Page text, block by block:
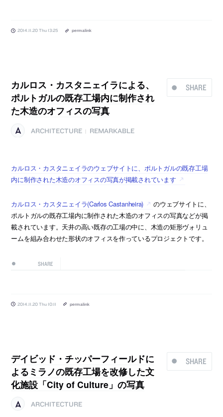
2014.11.20 Thu 13:25 permalink
SHARE
カルロス・カスタニェイラによる、
ポルトガルの既存工場内に制作され
た木造のオフィスの写真
ARCHITECTURE REMARKABLE
カルロス・カスタニェイラのウェブサイトに、ポルトガルの既存工場
内に制作された木造のオフィスの写真が掲載されています
カルロス・カスタニェイラ(Carlos Castanheira)
のウェブサイトに、
ポルトガルの既存工場内に制作された木造のオフィスの写真などが掲
載されています。天井の高い既存の工場の中に、木造の矩形ヴォリュ
ームを組み合わせた形状のオフィスを作っているプロジェクトです。
SHARE
2014.11.20 Thu 10:11 permalink
SHARE
デイビッド・チッパーフィールドに
よるミラノの既存工場を改修した文
化施設「City of Culture」の写真
ARCHITECTURE